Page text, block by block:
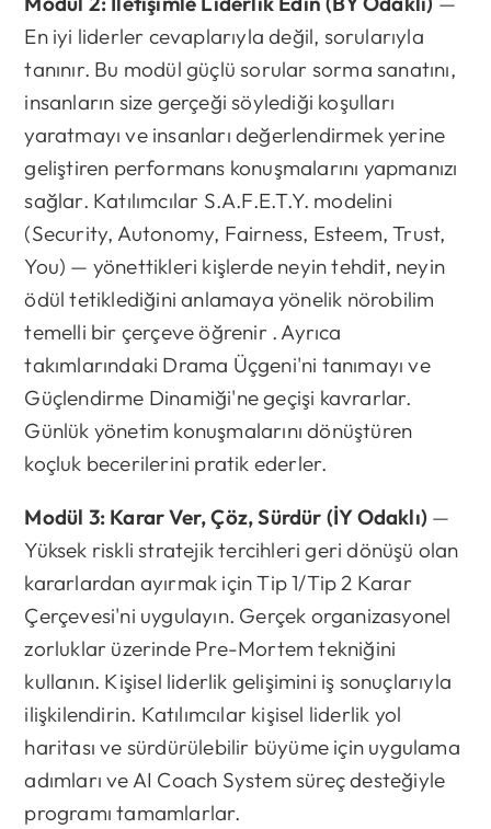
En iyi liderler cevaplarıyla değil, sorularıyla
tanınır. Bu modül güçlü sorular sorma sanatını,
insanların size gerçeği söylediği koşulları
yaratmayı ve insanları değerlendirmek yerine
geliştiren performans konuşmalarını yapmanızı
sağlar. Katılımcılar S.A.F.E.T.Y. modelini
(Security, Autonomy, Fairness, Esteem, Trust,
You) — yönettikleri kişlerde neyin tehdit, neyin
ödül tetiklediğini anlamaya yönelik nörobilim
temelli bir çerçeve öğrenir . Ayrıca
takımlarındaki Drama Üçgeni'ni tanımayı ve
Güçlendirme Dinamiği'ne geçişi kavrarlar.
Günlük yönetim konuşmalarını dönüştüren
koçluk becerilerini pratik ederler.
Modül 3: Karar Ver, Çöz, Sürdür (İY Odaklı) —
Yüksek riskli stratejik tercihleri geri dönüşü olan
kararlardan ayırmak için Tip 1/Tip 2 Karar
Çerçevesi'ni uygulayın. Gerçek organizasyonel
zorluklar üzerinde Pre-Mortem tekniğini
kullanın. Kişisel liderlik gelişimini iş sonuçlarıyla
ilişkilendirin. Katılımcılar kişisel liderlik yol
haritası ve sürdürülebilir büyüme için uygulama
adımları ve AI Coach System süreç desteğiyle
programı tamamlarlar.